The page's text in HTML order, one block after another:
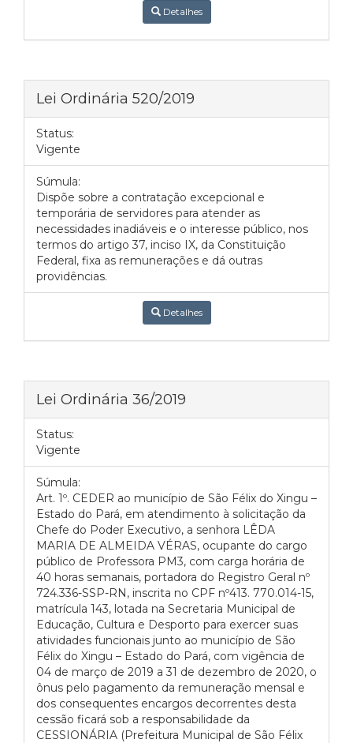
Detalhes
Lei Ordinária 520/2019
Status:
Vigente
Súmula:
Dispõe sobre a contratação excepcional e
temporária de servidores para atender as
necessidades inadiáveis e o interesse público, nos
termos do artigo 37, inciso IX, da Constituição
Federal, fixa as remunerações e dá outras
providências.
Detalhes
Lei Ordinária 36/2019
Status:
Vigente
Súmula:
Art. 1º. CEDER ao município de São Félix do Xingu –
Estado do Pará, em atendimento à solicitação da
Chefe do Poder Executivo, a senhora LÊDA
MARIA DE ALMEIDA VÉRAS, ocupante do cargo
público de Professora PM3, com carga horária de
40 horas semanais, portadora do Registro Geral nº
724.336-SSP-RN, inscrita no CPF nº413. 770.014-15,
matrícula 143, lotada na Secretaria Municipal de
Educação, Cultura e Desporto para exercer suas
atividades funcionais junto ao município de São
Félix do Xingu – Estado do Pará, com vigência de
04 de março de 2019 a 31 de dezembro de 2020, o
ônus pelo pagamento da remuneração mensal e
dos consequentes encargos decorrentes desta
cessão ficará sob a responsabilidade da
CESSIONÁRIA (Prefeitura Municipal de São Félix